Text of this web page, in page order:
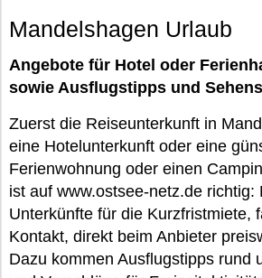
Mandelshagen Urlaub
Angebote für Hotel oder
sowie Ausflugstipps und
Zuerst die Reiseunterkunft in
eine Hotelunterkunft oder eine
Ferienwohnung oder einen
ist auf www.ostsee-netz.de richtig:
Unterkünfte für die Kurzfristmiete,
Kontakt, direkt beim Anbieter
Dazu kommen Ausflugstipps rund